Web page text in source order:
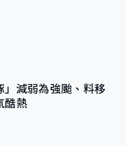
」減弱為強颱、料移
酷熱